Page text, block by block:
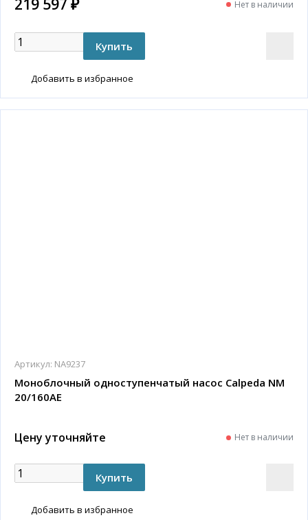
219 597 ₽ Нет в наличии
Добавить в избранное
Артикул: NA9237
Моноблочный одноступенчатый насос Calpeda NM
20/160AE
Цену уточняйте Нет в наличии
Добавить в избранное